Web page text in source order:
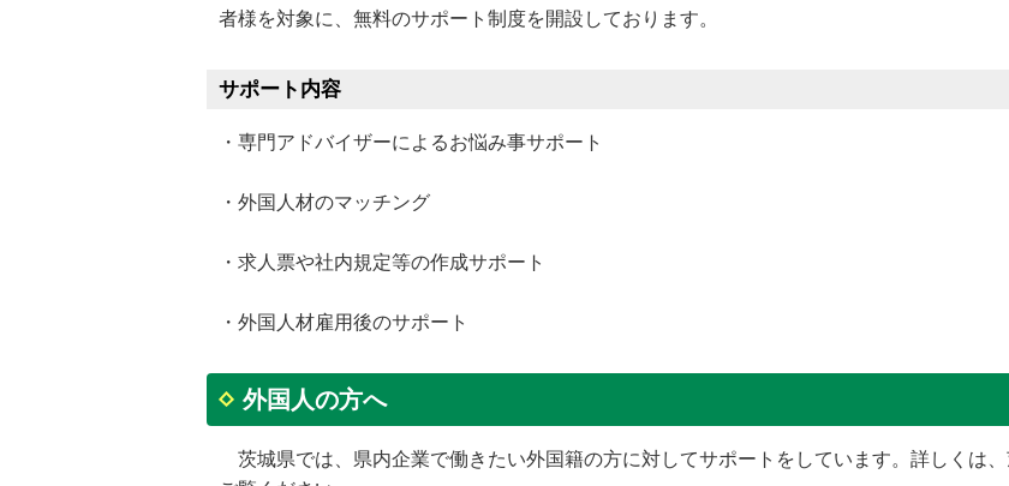
者様を対象に、無料のサポート制度を開設しております。
サポート内容
・専門アドバイザーによるお悩み事サポート
・外国人材のマッチング
・求人票や社内規定等の作成サポート
・外国人材雇用後のサポート
外国人の方へ
茨城県では、県内企業で働きたい外国籍の方に対してサポートをしています。詳しくは